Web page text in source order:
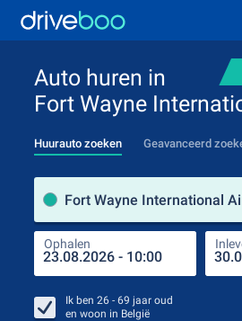
Auto huren in
Fort Wayne
Huurauto zoeken Geavanceerd
Ophalen
Ik ben 26 - 69 jaar oud
en woon in België